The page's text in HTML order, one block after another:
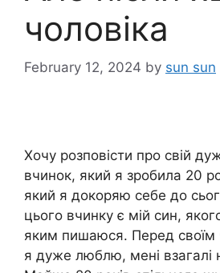
чоловіка
February 12, 2024 by sun sun
Хочу розповісти про свій
вчинок, який я зробила 20
який я докоряю себе до
цього вчинку є мій син,
яким пишаюся. Перед своїм
я дуже люблю, мені